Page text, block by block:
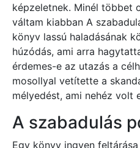
képzeletnek. Minél többet
váltam kiabban A
könyv lassú haladásának
húzódás, ami arra
érdemes-e az utazás a
mosollyal vetítette a
mélyedést, ami nehéz volt
A szabadulás
Egy könyv ingyen